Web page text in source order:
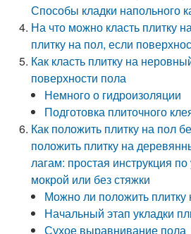
Способы кладки напольного
На что можно класть плитку
плитку на пол, если
Как класть плитку на
поверхности пола
Немного о гидроизоляции
Подготовка плиточного
Как положить плитку на пол
положить плитку на
лагам: простая инструкция по
мокрой или без стяжки
Можно ли положить
Начальный этап укладки
Сухое выравнивание пола